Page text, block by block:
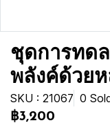
ชุดการทด
พลังค์ด้วย
SKU : 21067 0
฿3,200